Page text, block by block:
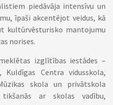
piedāvāja intensīvu un
īpaši akcentējot veidus, kā
kultūrvēsturisko mantojumu
norises.
izglītības iestādes –
Centra vidusskola,
skola un privātskola
ar skolas vadību,